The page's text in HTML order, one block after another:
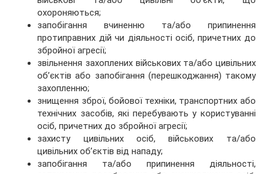
охороняються;
запобігання вчиненню та/або припинення
протиправних дій чи діяльності осіб, причетних до
збройної агресії;
звільнення захоплених військових та/або цивільних
об’єктів або запобігання (перешкоджання) такому
захопленню;
знищення зброї, бойової техніки, транспортних або
технічних засобів, які перебувають у користуванні
осіб, причетних до збройної агресії;
захисту цивільних осіб, військових та/або
цивільних об’єктів від нападу;
запобігання та/або припинення діяльності,